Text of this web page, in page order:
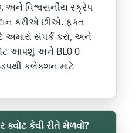
અને વિશ્વસનીય સ્ક્રેપ
કરીએ છીએ. ફક્ત
અમારો સંપર્ક કરો, અને
આપશું અને BL0 0
કલેક્શન માટે
ક્વોટ કેવી રીતે મેળવો?